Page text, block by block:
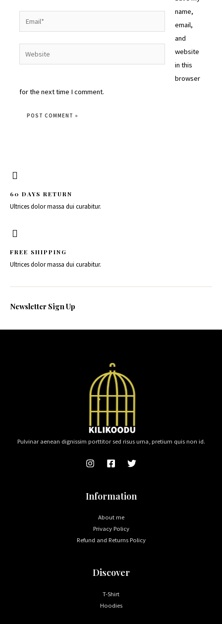
name,
email,
and
website
in this
browser
for the next time I comment.
60 DAYS RETURN
Ultrices dolor massa dui curabitur.
FREE SHIPPING
Ultrices dolor massa dui curabitur.
Newsletter Sign Up
Pulvinar aenean dignissim porttitor sed risus urna, pretium quis non id.
Information
About me
Privacy Policy
Refund and Returns Policy
Discover
T-Shirt
Hoodies